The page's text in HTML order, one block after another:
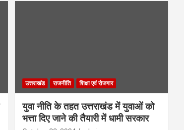
उत्तराखंड राजनीति शिक्षा एवं रोजगार
युवा नीति के तहत उत्तराखंड में युवाओं को
भत्ता दिए जाने की तैयारी में धामी सरकार